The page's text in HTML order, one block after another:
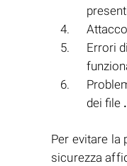
Errori
dei file
Per evitare la
sicurezza